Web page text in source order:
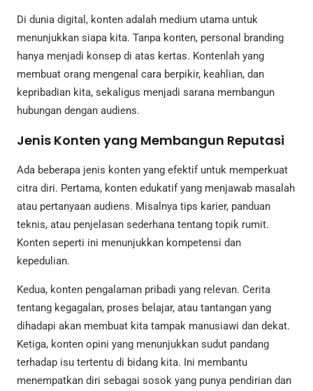
Di dunia digital, konten adalah medium utama untuk
menunjukkan siapa kita. Tanpa konten, personal branding
hanya menjadi konsep di atas kertas. Kontenlah yang
membuat orang mengenal cara berpikir, keahlian, dan
kepribadian kita, sekaligus menjadi sarana membangun
hubungan dengan audiens.
Jenis Konten yang Membangun Reputasi
Ada beberapa jenis konten yang efektif untuk memperkuat
citra diri. Pertama, konten edukatif yang menjawab masalah
atau pertanyaan audiens. Misalnya tips karier, panduan
teknis, atau penjelasan sederhana tentang topik rumit.
Konten seperti ini menunjukkan kompetensi dan
kepedulian.
Kedua, konten pengalaman pribadi yang relevan. Cerita
tentang kegagalan, proses belajar, atau tantangan yang
dihadapi akan membuat kita tampak manusiawi dan dekat.
Ketiga, konten opini yang menunjukkan sudut pandang
terhadap isu tertentu di bidang kita. Ini membantu
menempatkan diri sebagai sosok yang punya pendirian dan